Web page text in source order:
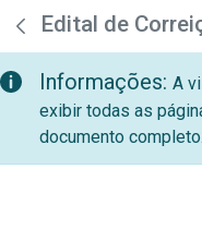
Pular para o Conteúdo
teste descricao
Edital de
Informações: A
exibir todas as
documento completo.